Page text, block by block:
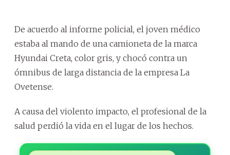
De acuerdo al informe policial, el joven médico
estaba al mando de una camioneta de la marca
Hyundai Creta, color gris, y chocó contra un
ómnibus de larga distancia de la empresa La
Ovetense.
A causa del violento impacto, el profesional de la
salud perdió la vida en el lugar de los hechos.